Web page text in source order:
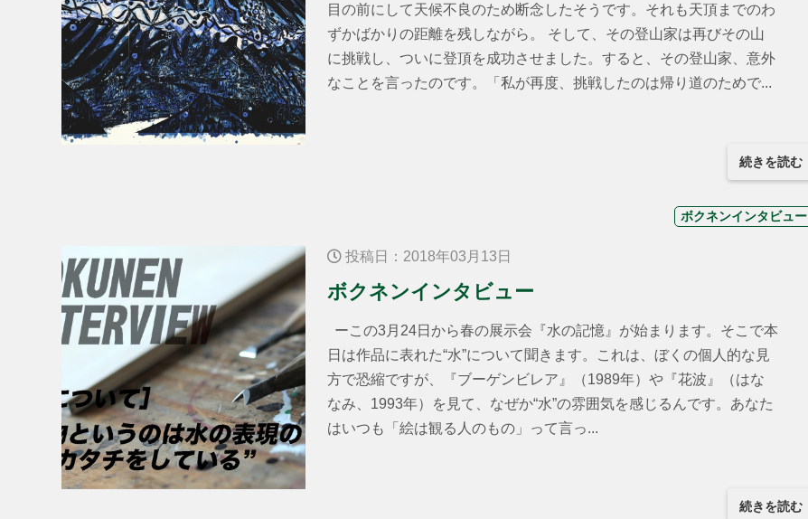
目の前にして天候不良のため断念したそうです。それも天頂までのわ
ずかばかりの距離を残しながら。 そして、その登山家は再びその山
に挑戦し、ついに登頂を成功させました。すると、その登山家、意外
なことを言ったのです。「私が再度、挑戦したのは帰り道のためで...
続きを読む
ボクネンインタビュー
投稿日：2018年03月13日
ボクネンインタビュー
ーこの3月24日から春の展示会『水の記憶』が始まります。そこで本
日は作品に表れた“水”について聞きます。これは、ぼくの個人的な見
方で恐縮ですが、『ブーゲンビレア』（1989年）や『花波』（はな
なみ、1993年）を見て、なぜか“水”の雰囲気を感じるんです。あなた
はいつも「絵は観る人のもの」って言っ...
続きを読む